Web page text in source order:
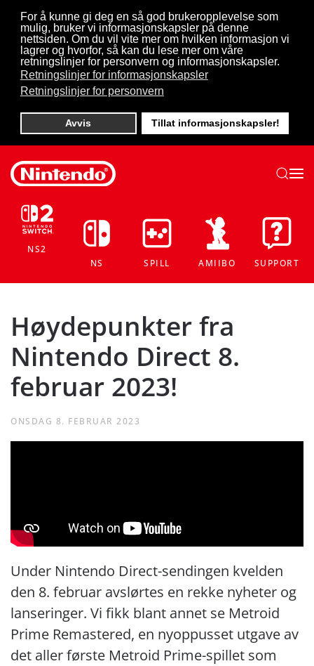
For å kunne gi deg en så god brukeropplevelse som
mulig, bruker vi informasjonskapsler på denne
nettsiden. Om du vil vite mer om hvilken informasjon vi
lagrer og hvorfor, så kan du lese mer om våre
retningslinjer for personvern og informasjonskapsler.
Retningslinjer for informasjonskapsler
Retningslinjer for personvern
Avvis Tillat informasjonskapsler!
Skip to main content
NS2
NS
SPILL AMIIBO SUPPORT
Høydepunkter fra
Nintendo Direct 8.
februar 2023!
ONSDAG 8. FEBRUAR 2023
Under Nintendo Direct-sendingen kvelden
den 8. februar avslørtes en rekke nyheter og
lanseringer. Vi fikk blant annet se Metroid
Prime Remastered, en nyoppusset utgave av
det aller første Metroid Prime-spillet som